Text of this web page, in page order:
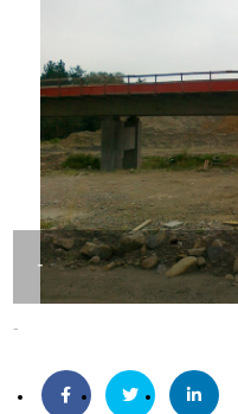
-
-